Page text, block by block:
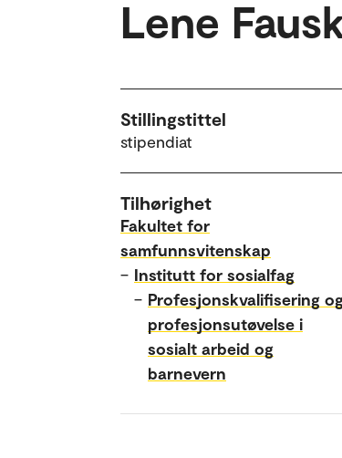
Lene
Stillingstittel
stipendiat
Tilhørighet
Fakultet for
samfunnsvitenskap
– Institutt for sosialfag
– Profesjonskvalifisering
profesjonsutøvelse i
sosialt arbeid og
barnevern